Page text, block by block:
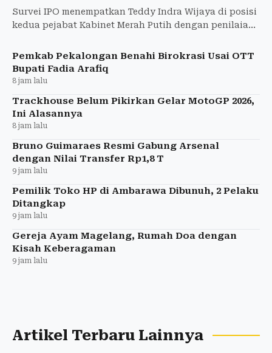
Survei IPO menempatkan Teddy Indra Wijaya di posisi
kedua pejabat Kabinet Merah Putih dengan penilaian
Pemkab Pekalongan Benahi Birokrasi Usai OTT
Bupati Fadia Arafiq
8 jam lalu
Trackhouse Belum Pikirkan Gelar MotoGP 2026,
Ini Alasannya
8 jam lalu
Bruno Guimaraes Resmi Gabung Arsenal
dengan Nilai Transfer Rp1,8 T
9 jam lalu
Pemilik Toko HP di Ambarawa Dibunuh, 2 Pelaku
Ditangkap
9 jam lalu
Gereja Ayam Magelang, Rumah Doa dengan
Kisah Keberagaman
9 jam lalu
Artikel Terbaru Lainnya